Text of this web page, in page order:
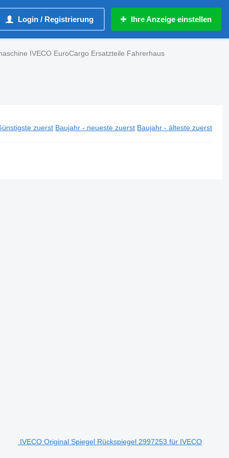
Login / Registrierung Ihre Anzeige einstellen
IVECO EuroCargo Ersatzteile Fahrerhaus
zuerst Baujahr - neueste zuerst Baujahr - älteste zuerst
IVECO Original Spiegel Rückspiegel 2997253 für IVECO